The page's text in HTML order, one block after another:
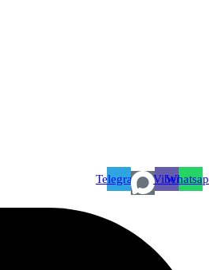
Telegram Viber